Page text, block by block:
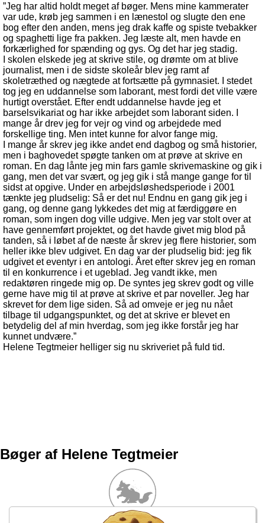
”Jeg har altid holdt meget af bøger. Mens mine kammerater
var ude, krøb jeg sammen i en lænestol og slugte den ene
bog efter den anden, mens jeg drak kaffe og spiste tvebakker
og spaghetti lige fra pakken. Jeg læste alt, men havde en
forkærlighed for spænding og gys. Og det har jeg stadig.
I skolen elskede jeg at skrive stile, og drømte om at blive
journalist, men i de sidste skoleår blev jeg ramt af
skoletræthed og nægtede at fortsætte på gymnasiet. I stedet
tog jeg en uddannelse som laborant, mest fordi det ville være
hurtigt overstået. Efter endt uddannelse havde jeg et
barselsvikariat og har ikke arbejdet som laborant siden. I
mange år drev jeg for vejr og vind og arbejdede med
forskellige ting. Men intet kunne for alvor fange mig.
I mange år skrev jeg ikke andet end dagbog og små historier,
men i baghovedet spøgte tanken om at prøve at skrive en
roman. En dag lånte jeg min fars gamle skrivemaskine og gik i
gang, men det var svært, og jeg gik i stå mange gange for til
sidst at opgive. Under en arbejdsløshedsperiode i 2001
tænkte jeg pludselig: Så er det nu! Endnu en gang gik jeg i
gang, og denne gang lykkedes det mig at færdiggøre en
roman, som ingen dog ville udgive. Men jeg var stolt over at
have gennemført projektet, og det havde givet mig blod på
tanden, så i løbet af de næste år skrev jeg flere historier, som
heller ikke blev udgivet. En dag var der pludselig bid: jeg fik
udgivet et eventyr i en antologi. Året efter skrev jeg en roman
til en konkurrence i et ugeblad. Jeg vandt ikke, men
redaktøren ringede mig op. De syntes jeg skrev godt og ville
gerne have mig til at prøve at skrive et par noveller. Jeg har
skrevet for dem lige siden. Så ad omveje er jeg nu nået
tilbage til udgangspunktet, og det at skrive er blevet en
betydelig del af min hverdag, som jeg ikke forstår jeg har
kunnet undvære.”
Helene Tegtmeier helliger sig nu skriveriet på fuld tid.
Bøger af Helene Tegtmeier